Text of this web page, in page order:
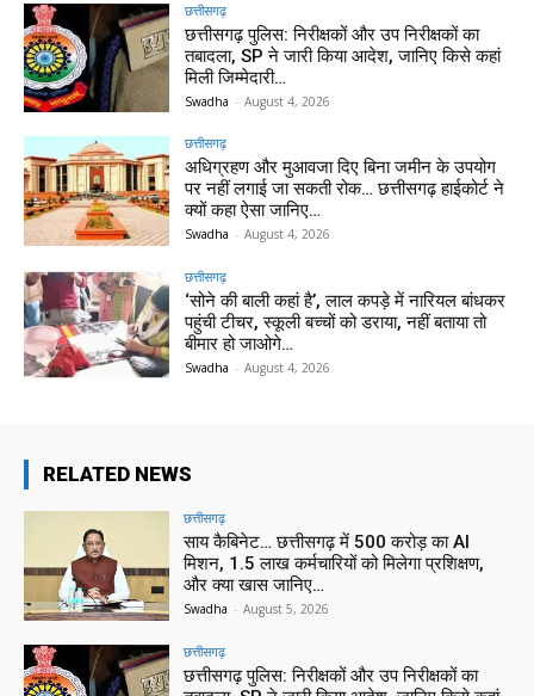
छत्तीसगढ़
छत्तीसगढ़ पुलिस: निरीक्षकों और उप निरीक्षकों का
तबादला, SP ने जारी किया आदेश, जानिए किसे कहां
मिली जिम्मेदारी…
Swadha - August 4, 2026
छत्तीसगढ़
अधिग्रहण और मुआवजा दिए बिना जमीन के उपयोग
पर नहीं लगाई जा सकती रोक… छत्तीसगढ़ हाईकोर्ट ने
क्यों कहा ऐसा जानिए…
Swadha - August 4, 2026
छत्तीसगढ़
‘सोने की बाली कहां है’, लाल कपड़े में नारियल बांधकर
पहुंची टीचर, स्कूली बच्चों को डराया, नहीं बताया तो
बीमार हो जाओगे…
Swadha - August 4, 2026
RELATED NEWS
छत्तीसगढ़
साय कैबिनेट… छत्तीसगढ़ में 500 करोड़ का AI
मिशन, 1.5 लाख कर्मचारियों को मिलेगा प्रशिक्षण,
और क्या खास जानिए…
Swadha - August 5, 2026
छत्तीसगढ़
छत्तीसगढ़ पुलिस: निरीक्षकों और उप निरीक्षकों का